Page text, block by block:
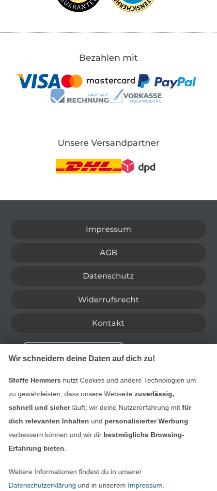
Bezahlen mit
Unsere Versandpartner
Impressum
AGB
Datenschutz
Widerrufsrecht
Kontakt
Finde mehr Inspiration
Wir schneidern deine Daten auf dich zu!
Stoffe Hemmers nutzt Cookies und andere Technologien um
zu gewährleisten, dass unsere Webseite zuverlässig,
schnell und sicherläuft; wir deine Nutzererfahrung mitfür
dich relevanten Inhalten und personalisierter Werbung
verbessern können und wir dir bestmögliche Browsing-
Erfahrung bieten
Weitere Informationen findest du in unserer
Datenschutzerklärung und in unserem Impressum